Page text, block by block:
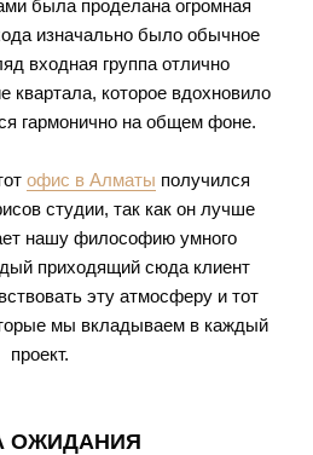
была проделана огромная
изначально было обычное
входная группа отлично
квартала, которое вдохновило
гармонично на общем фоне.
офис в Алматы получился
студии, так как он лучше
нашу философию умного
приходящий сюда клиент
эту атмосферу и тот
мы вкладываем в каждый
проект.
ОЖИДАНИЯ